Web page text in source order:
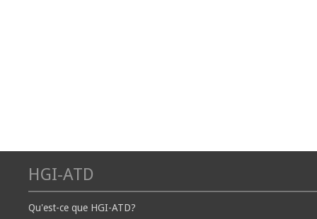
HGI-ATD
Qu'est-ce que HGI-ATD?